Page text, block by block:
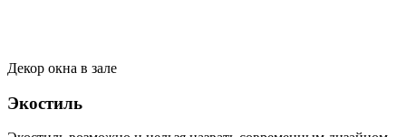
Декор окна в зале
Экостиль